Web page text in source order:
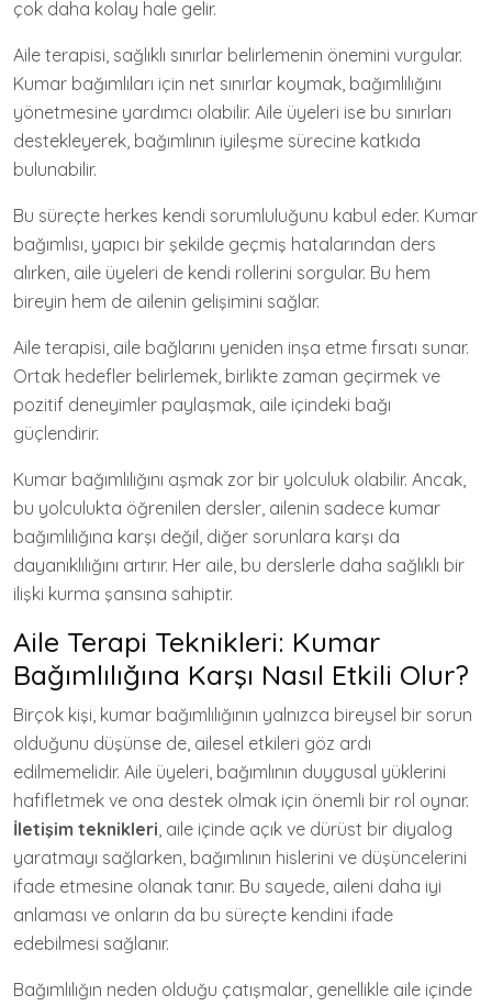
çok daha kolay hale gelir.
Aile terapisi, sağlıklı sınırlar belirlemenin önemini vurgular.
Kumar bağımlıları için net sınırlar koymak, bağımlılığını
yönetmesine yardımcı olabilir. Aile üyeleri ise bu sınırları
destekleyerek, bağımlının iyileşme sürecine katkıda
bulunabilir.
Bu süreçte herkes kendi sorumluluğunu kabul eder. Kumar
bağımlısı, yapıcı bir şekilde geçmiş hatalarından ders
alırken, aile üyeleri de kendi rollerini sorgular. Bu hem
bireyin hem de ailenin gelişimini sağlar.
Aile terapisi, aile bağlarını yeniden inşa etme fırsatı sunar.
Ortak hedefler belirlemek, birlikte zaman geçirmek ve
pozitif deneyimler paylaşmak, aile içindeki bağı
güçlendirir.
Kumar bağımlılığını aşmak zor bir yolculuk olabilir. Ancak,
bu yolculukta öğrenilen dersler, ailenin sadece kumar
bağımlılığına karşı değil, diğer sorunlara karşı da
dayanıklılığını artırır. Her aile, bu derslerle daha sağlıklı bir
ilişki kurma şansına sahiptir.
Aile Terapi Teknikleri: Kumar
Bağımlılığına Karşı Nasıl Etkili Olur?
Birçok kişi, kumar bağımlılığının yalnızca bireysel bir sorun
olduğunu düşünse de, ailesel etkileri göz ardı
edilmemelidir. Aile üyeleri, bağımlının duygusal yüklerini
hafifletmek ve ona destek olmak için önemli bir rol oynar.
İletişim teknikleri, aile içinde açık ve dürüst bir diyalog
yaratmayı sağlarken, bağımlının hislerini ve düşüncelerini
ifade etmesine olanak tanır. Bu sayede, aileni daha iyi
anlaması ve onların da bu süreçte kendini ifade
edebilmesi sağlanır.
Bağımlılığın neden olduğu çatışmalar, genellikle aile içinde